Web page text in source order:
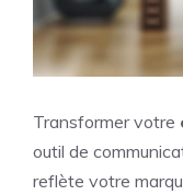
Transformer votre
outil de
reflète votre